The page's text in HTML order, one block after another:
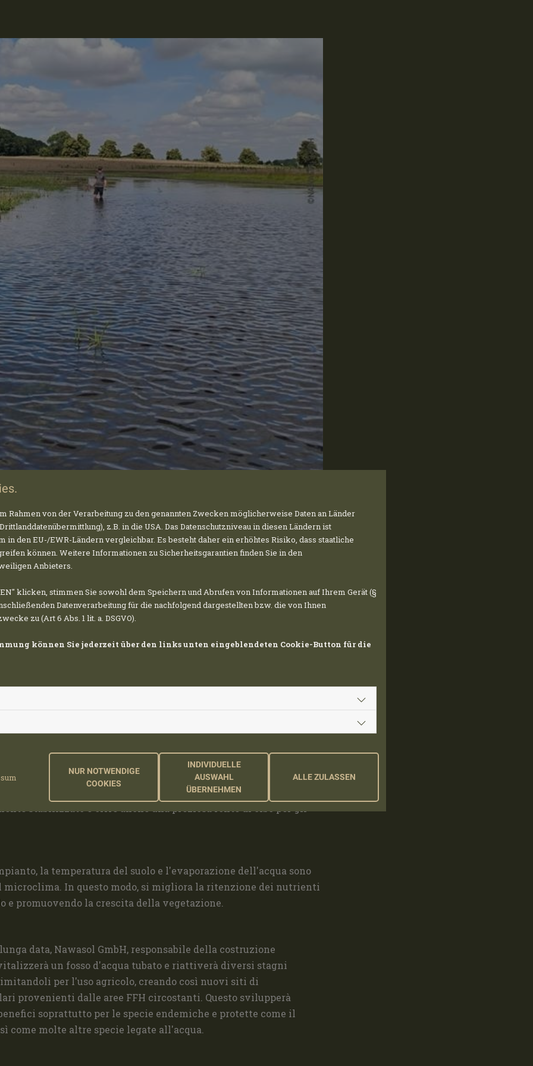
CONSERVAZIONE DELLA NATURA
nel distretto dei laghi del Meclemburgo, The Dillinger Group
di oltre 60 MWp. Circondato da corsi d'acqua e parchi
essere in armonia con la flora e la fauna, per cui gli impianti
come terreno agricolo intensivo, l'erosione del suolo
Gli impianti fotovoltaici riducono l'erosione del suolo. In
all'erosione del vento e dell'acqua, le strutture dei moduli
contro le forze erosive. Poiché sotto i moduli può crescere erba e
stabilizzato e offre anche una preziosa fonte di cibo per gli
la temperatura del suolo e l'evaporazione dell'acqua sono
In questo modo, si migliora la ritenzione dei nutrienti
promuovendo la crescita della vegetazione.
data, Nawasol GmbH, responsabile della costruzione
un fosso d'acqua tubato e riattiverà diversi stagni
per l'uso agricolo, creando così nuovi siti di
provenienti dalle aree FFH circostanti. Questo svilupperà
soprattutto per le specie endemiche e protette come il
come molte altre specie legate all'acqua.
Rahmen von der Verarbeitung zu den genannten Zwecken möglicherweise Daten an Länder
z.B. in die USA. Das Datenschutzniveau in diesen Ländern ist
den EU-/EWR-Ländern vergleichbar. Es besteht daher ein erhöhtes Risiko, dass staatliche
können. Weitere Informationen zu Sicherheitsgarantien finden Sie in den
Anbieters.
klicken, stimmen Sie sowohl dem Speichern und Abrufen von Informationen auf Ihrem Gerät (§
Datenverarbeitung für die nachfolgend dargestellten bzw. die von Ihnen
zu (Art 6 Abs. 1 lit. a. DSGVO).
können Sie jederzeit über den links unten eingeblendeten Cookie-Button für die
NUR NOTWENDIGE
COOKIES
INDIVIDUELLE
AUSWAHL
ÜBERNEHMEN
ALLE ZULASSEN